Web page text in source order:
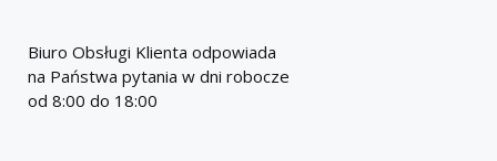
Biuro Obsługi Klienta odpowiada
na Państwa pytania w dni robocze
od 8:00 do 18:00